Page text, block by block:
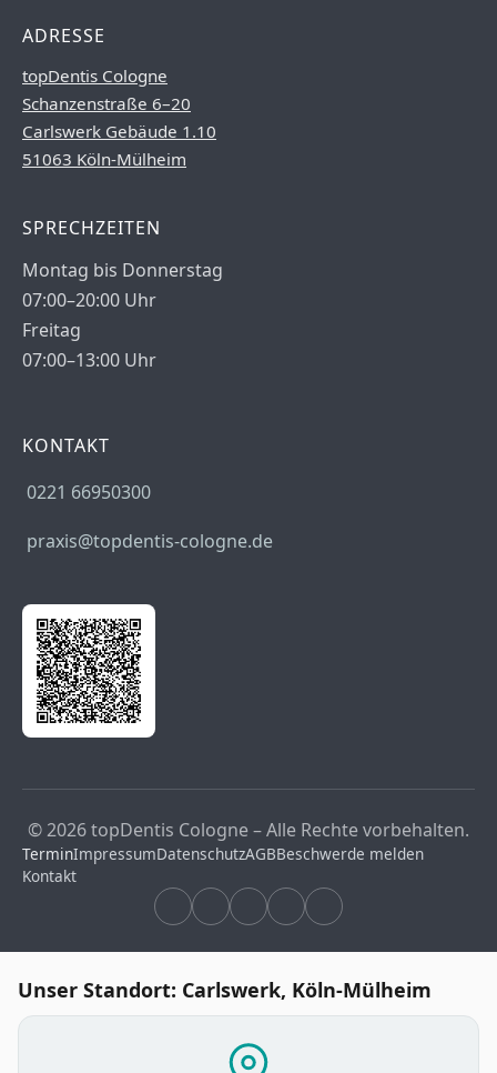
ADRESSE
topDentis Cologne
Schanzenstraße 6–20
Carlswerk Gebäude 1.10
51063 Köln-Mülheim
SPRECHZEITEN
Montag bis Donnerstag
07:00–20:00 Uhr
Freitag
07:00–13:00 Uhr
KONTAKT
0221 66950300
praxis@topdentis-cologne.de
© 2026 topDentis Cologne – Alle Rechte vorbehalten.
TerminImpressumDatenschutzAGBBeschwerde melden
Kontakt
Unser Standort: Carlswerk, Köln-Mülheim